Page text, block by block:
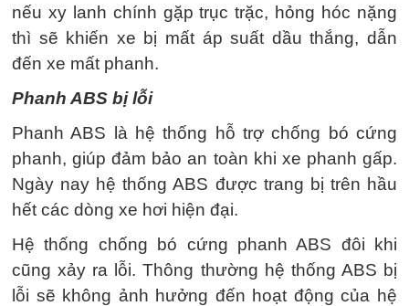
nếu xy lanh chính gặp trục trặc, hỏng hóc nặng
thì sẽ khiến xe bị mất áp suất dầu thắng, dẫn
đến xe mất phanh.
Phanh ABS bị lỗi
Phanh ABS là hệ thống hỗ trợ chống bó cứng
phanh, giúp đảm bảo an toàn khi xe phanh gấp.
Ngày nay hệ thống ABS được trang bị trên hầu
hết các dòng xe hơi hiện đại.
Hệ thống chống bó cứng phanh ABS đôi khi
cũng xảy ra lỗi. Thông thường hệ thống ABS bị
lỗi sẽ không ảnh hưởng đến hoạt động của hệ